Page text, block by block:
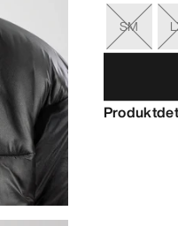
SM